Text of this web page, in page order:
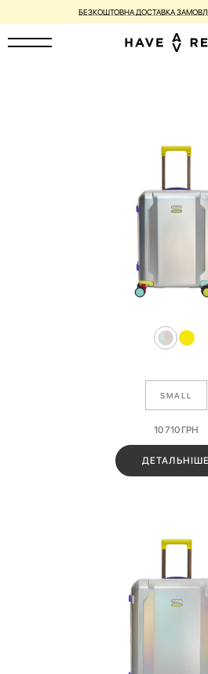
БЕЗКОШТОВНА ДОСТАВКА
SMALL
10 710 ГРН
ДЕТАЛЬНІШЕ